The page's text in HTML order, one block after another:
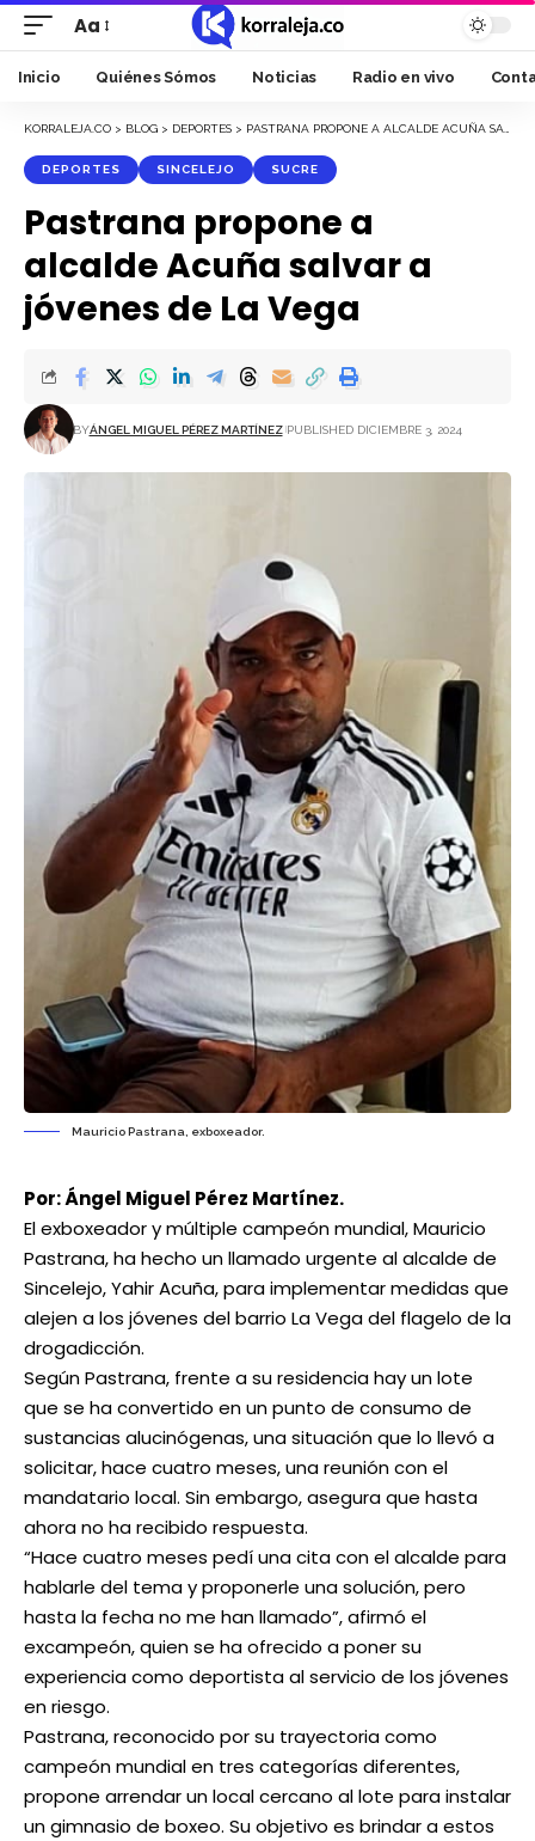
Font
Resizer
Aa
Inicio Quiénes Sómos Noticias Radio en vivo
KORRALEJA.CO > BLOG > DEPORTES > PASTRANA PROPONE A ALCALDE ACUÑA SALVAR A JÓVENES DE LA VEGA
DEPORTES SINCELEJO SUCRE
Pastrana propone a
alcalde Acuña salvar a
jóvenes de La Vega
BYÁNGEL MIGUEL PÉREZ MARTÍNEZ PUBLISHED DICIEMBRE 3, 2024
Mauricio Pastrana, exboxeador.
Por: Ángel Miguel Pérez Martínez.
El exboxeador y múltiple campeón mundial, Mauricio
Pastrana, ha hecho un llamado urgente al alcalde de
Sincelejo, Yahir Acuña, para implementar medidas que
alejen a los jóvenes del barrio La Vega del flagelo de la
drogadicción.
Según Pastrana, frente a su residencia hay un lote
que se ha convertido en un punto de consumo de
sustancias alucinógenas, una situación que lo llevó a
solicitar, hace cuatro meses, una reunión con el
mandatario local. Sin embargo, asegura que hasta
ahora no ha recibido respuesta.
“Hace cuatro meses pedí una cita con el alcalde para
hablarle del tema y proponerle una solución, pero
hasta la fecha no me han llamado”, afirmó el
excampeón, quien se ha ofrecido a poner su
experiencia como deportista al servicio de los jóvenes
en riesgo.
Pastrana, reconocido por su trayectoria como
campeón mundial en tres categorías diferentes,
propone arrendar un local cercano al lote para instalar
un gimnasio de boxeo. Su objetivo es brindar a estos